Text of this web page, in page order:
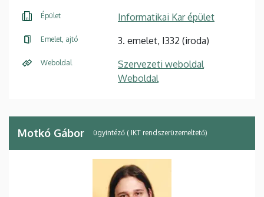
Épület Informatikai Kar épület
Emelet, ajtó 3. emelet, I332 (iroda)
Weboldal
Szervezeti weboldal
Weboldal
Motkó Gábor ügyintéző ( IKT rendszerüzemeltető)